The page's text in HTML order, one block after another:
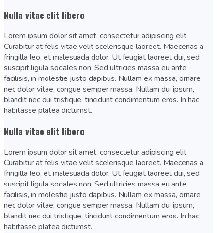
Nulla vitae elit libero
Lorem ipsum dolor sit amet, consectetur adipiscing elit.
Curabitur at felis vitae velit scelerisque laoreet. Maecenas a
fringilla leo, et malesuada dolor. Ut feugiat laoreet dui, sed
suscipit ligula sodales non. Sed ultricies massa eu ante
facilisis, in molestie justo dapibus. Nullam ex massa, ornare
nec dolor vitae, congue semper massa. Nullam dui ipsum,
blandit nec dui tristique, tincidunt condimentum eros. In hac
habitasse platea dictumst.
Nulla vitae elit libero
Lorem ipsum dolor sit amet, consectetur adipiscing elit.
Curabitur at felis vitae velit scelerisque laoreet. Maecenas a
fringilla leo, et malesuada dolor. Ut feugiat laoreet dui, sed
suscipit ligula sodales non. Sed ultricies massa eu ante
facilisis, in molestie justo dapibus. Nullam ex massa, ornare
nec dolor vitae, congue semper massa. Nullam dui ipsum,
blandit nec dui tristique, tincidunt condimentum eros. In hac
habitasse platea dictumst.